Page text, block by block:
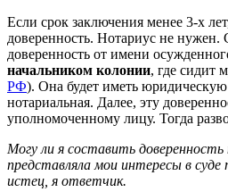
Если срок заключения менее 3-х
доверенность. Нотариус не нужен.
доверенность от имени
начальником колонии, где сидит
РФ). Она будет иметь
нотариальная. Далее, эту
уполномоченному лицу. Тогда
Могу ли я составить
представляла мои интересы в
истец, я ответчик.